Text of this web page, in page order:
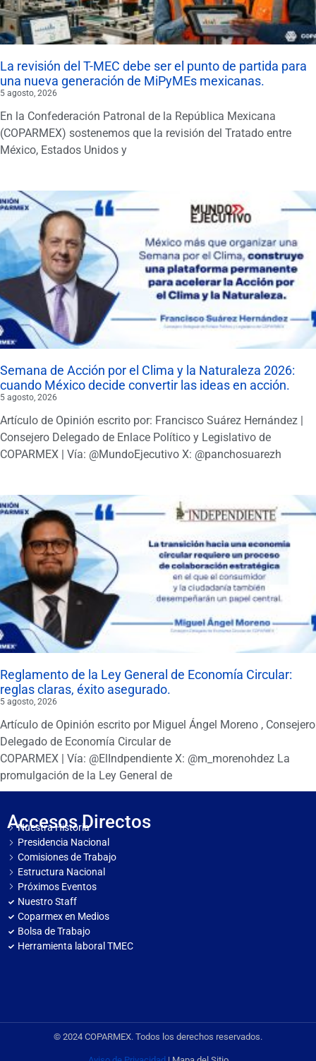
La revisión del T-MEC debe ser el punto de partida para
una nueva generación de MiPyMEs mexicanas.
5 agosto, 2026
En la Confederación Patronal de la República Mexicana
(COPARMEX) sostenemos que la revisión del Tratado entre
México, Estados Unidos y
Semana de Acción por el Clima y la Naturaleza 2026:
cuando México decide convertir las ideas en acción.
5 agosto, 2026
Artículo de Opinión escrito por: Francisco Suárez Hernández |
Consejero Delegado de Enlace Político y Legislativo de
COPARMEX | Vía: @MundoEjecutivo X: @panchosuarezh
Reglamento de la Ley General de Economía Circular:
reglas claras, éxito asegurado.
5 agosto, 2026
Artículo de Opinión escrito por Miguel Ángel Moreno , Consejero
Delegado de Economía Circular de
COPARMEX | Vía: @ElIndpendiente X: @m_morenohdez La
promulgación de la Ley General de
Accesos Directos
Nuestra Historia
Presidencia Nacional
Comisiones de Trabajo
Estructura Nacional
Próximos Eventos
Nuestro Staff
Coparmex en Medios
Bolsa de Trabajo
Herramienta laboral TMEC
© 2024 COPARMEX. Todos los derechos reservados.